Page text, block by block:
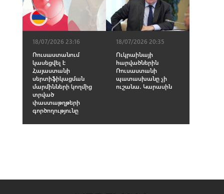
18/07/2026 23:16
Ռուսաստանում
կասեցվել է
Հայաստանի
սերտիֆիկացման
մարմինների կողմից
տրված
փաստաթղթերի
գործողությունը
18/07/2026 20:35
Ուկրաինայի
հարվածներին
Ռուսաստանի
պատասխանը չի
ուշանա․ Կարասին